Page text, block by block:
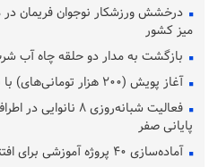
درخشش ورزشکار نوجوان فریمان
میز کشور
بازگشت به مدار دو حلقه چاه آب
آغاز پویش (۲۰۰ هزار تومانی‌های) با برکت در نیشابور
فعالیت شبانه‌روزی ۸
پایانی صفر
آماده‌سازی ۴۰ پروژه آموزشی برای افتتاح در مشهد